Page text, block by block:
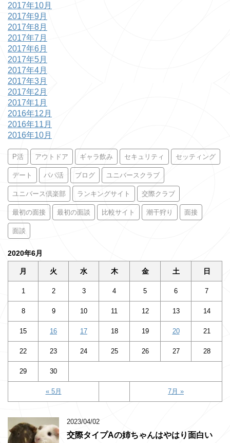
2017年10月
2017年9月
2017年8月
2017年7月
2017年6月
2017年5月
2017年4月
2017年3月
2017年2月
2017年1月
2016年12月
2016年11月
2016年10月
P活 アウトドア ギャラ飲み セキュリティ セッティング
デート パパ活 ブログ ユニバースクラブ
ユニバース倶楽部 ランキングサイト 交際クラブ
最初の面接 最初の面談 比較サイト 潮干狩り 面接
面談
2020年6月
月 火 水 木 金 土 日
« 5月 7月 »
1 2 3 4 5 6 7
8 9 10 11 12 13 14
15 16 17 18 19 20 21
22 23 24 25 26 27 28
29 30
2023/04/02
交際タイプAの姉ちゃんはやはり面白い